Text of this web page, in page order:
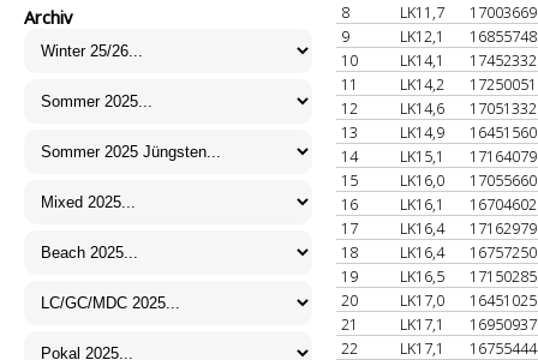
Archiv
8
LK11,7
9
LK12,1
10
LK14,1
11
LK14,2
12
LK14,6
13
LK14,9
14
LK15,1
15
LK16,0
16
LK16,1
17
LK16,4
18
LK16,4
19
LK16,5
20
LK17,0
21
LK17,1
22
LK17,1